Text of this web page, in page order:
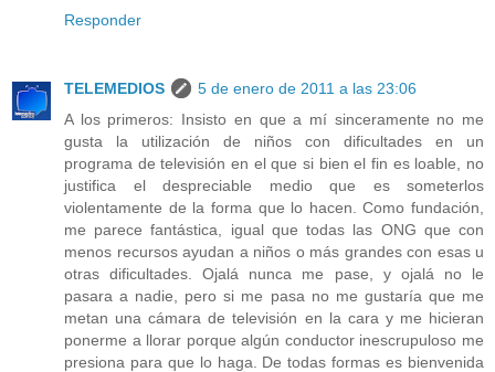
Responder
TELEMEDIOS
5 de enero de 2011 a las 23:06
A los primeros: Insisto en que a mí sinceramente no me
gusta la utilización de niños con dificultades en un
programa de televisión en el que si bien el fin es loable, no
justifica el despreciable medio que es someterlos
violentamente de la forma que lo hacen. Como fundación,
me parece fantástica, igual que todas las ONG que con
menos recursos ayudan a niños o más grandes con esas u
otras dificultades. Ojalá nunca me pase, y ojalá no le
pasara a nadie, pero si me pasa no me gustaría que me
metan una cámara de televisión en la cara y me hicieran
ponerme a llorar porque algún conductor inescrupuloso me
presiona para que lo haga. De todas formas es bienvenida